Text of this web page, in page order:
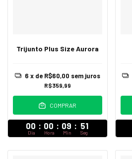
Trijunto Plus Size Aurora
R$359,99
6 x de R$60,00 sem juros
COMPRAR
00 : 00 : 09 : 47
Dia Hora Min Seg